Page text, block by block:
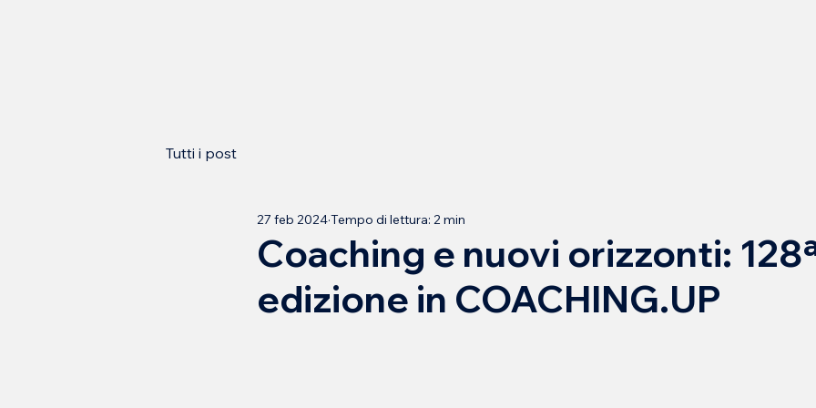
Tutti i post
Coaching e nuovi orizzonti:
edizione in COACHING.UP
27 feb 2024Tempo di lettura: 2 min